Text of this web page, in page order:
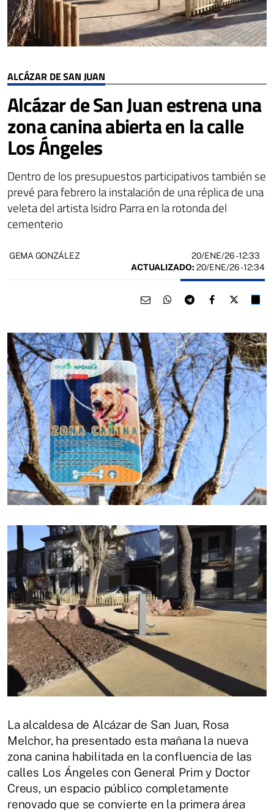
ALCÁZAR DE SAN JUAN
Alcázar de San Juan estrena una
zona canina abierta en la calle
Los Ángeles
Dentro de los presupuestos participativos también se
prevé para febrero la instalación de una réplica de una
veleta del artista Isidro Parra en la rotonda del
cementerio
GEMA GONZÁLEZ 20/ENE/26- 12:33
ACTUALIZADO: 20/ENE/26 - 12:34
La alcaldesa de Alcázar de San Juan, Rosa
Melchor, ha presentado esta mañana la nueva
zona canina habilitada en la confluencia de las
calles Los Ángeles con General Prim y Doctor
Creus, un espacio público completamente
renovado que se convierte en la primera área